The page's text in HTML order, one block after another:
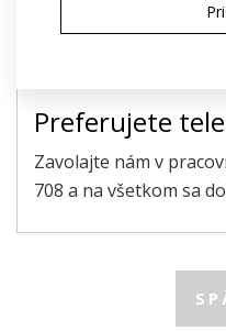
na účely
Preferujete
Zavolajte nám v
708 a na všetkom sa